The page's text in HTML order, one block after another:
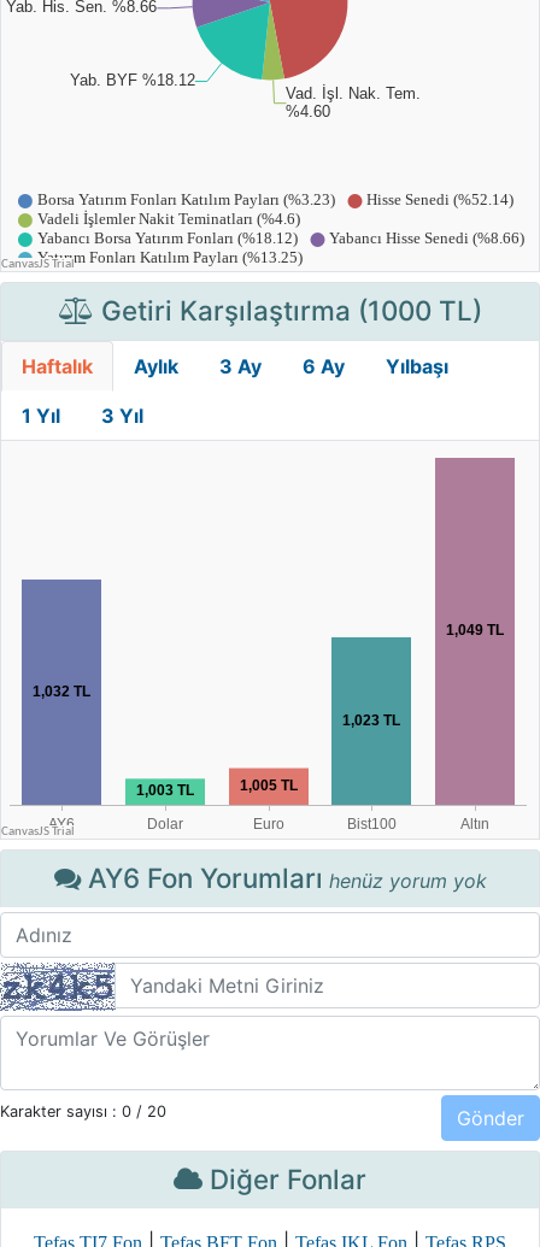
Getiri Karşılaştırma (1000 TL)
Haftalık Aylık 3 Ay 6 Ay Yılbaşı
1 Yıl 3 Yıl
AY6 Fon Yorumları henüz yorum yok
Karakter sayısı : 0 / 20
Diğer Fonlar
Tefas TI7 Fon Tefas BFT Fon Tefas IKL Fon Tefas RPS